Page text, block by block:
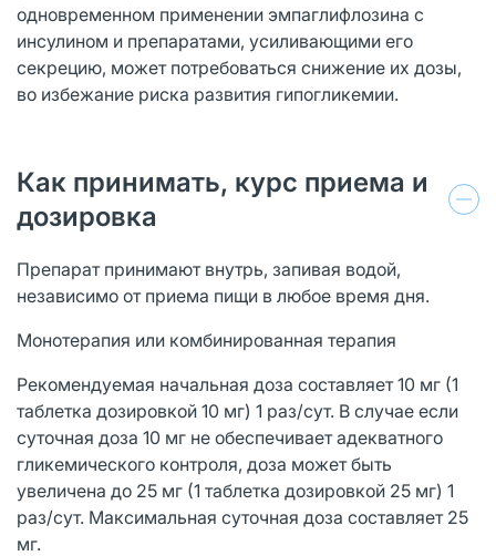
одновременном применении эмпаглифлозина с
инсулином и препаратами, усиливающими его
секрецию, может потребоваться снижение их дозы,
во избежание риска развития гипогликемии.
Как принимать, курс приема и
дозировка
Препарат принимают внутрь, запивая водой,
независимо от приема пищи в любое время дня.
Монотерапия или комбинированная терапия
Рекомендуемая начальная доза составляет 10 мг (1
таблетка дозировкой 10 мг) 1 раз/сут. В случае если
суточная доза 10 мг не обеспечивает адекватного
гликемического контроля, доза может быть
увеличена до 25 мг (1 таблетка дозировкой 25 мг) 1
раз/сут. Максимальная суточная доза составляет 25
мг.